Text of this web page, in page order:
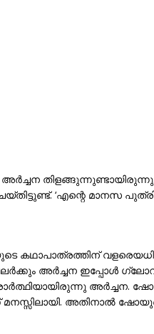
അർച്ചന
‘എന്റെ മാനസ
കഥാപാത്രത്തിന്
പലർക്കും അർച്ചന ഇപ്പോൾ
അർച്ചന.
മനസ്സിലായി. അതിനാൽ